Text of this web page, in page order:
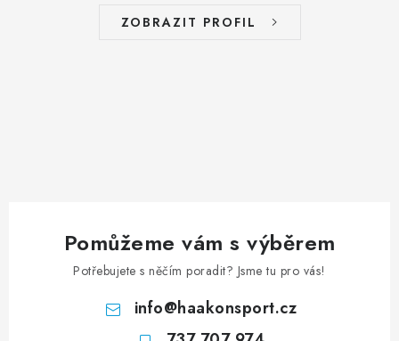
ZOBRAZIT PROFIL
Pomůžeme vám s výběrem
Potřebujete s něčím poradit? Jsme tu pro vás!
info@haakonsport.cz